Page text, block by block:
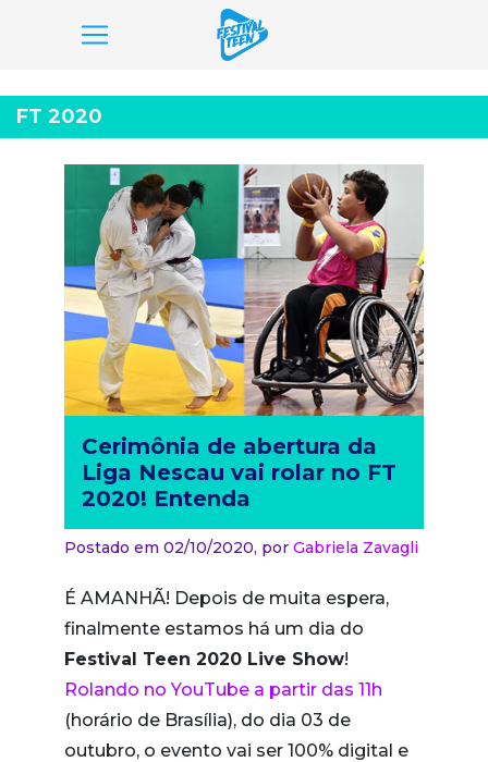
para
o
conteúdo
FT 2020
Cerimônia de abertura da
Liga Nescau vai rolar no FT
2020! Entenda
Postado em 02/10/2020, por Gabriela Zavagli
É AMANHÃ! Depois de muita espera,
finalmente estamos há um dia do
Festival Teen 2020 Live Show!
Rolando no YouTube a partir das 11h
(horário de Brasília), do dia 03 de
outubro, o evento vai ser 100% digital e